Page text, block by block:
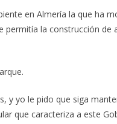
en Almería la que ha
la construcción de
y yo le pido que siga
que caracteriza a este